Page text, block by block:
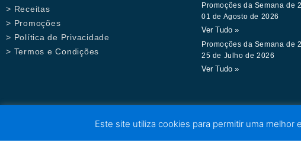
> Receitas
> Promoções
> Política de Privacidade
> Termos e Condições
Promoções da Semana de
01 de Agosto de 2026
Ver Tudo »
Promoções da Semana de
25 de Julho de 2026
Ver Tudo »
Este site utiliza cookies para permitir uma